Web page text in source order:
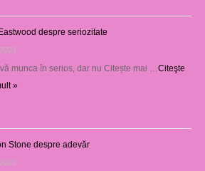
despre seriozitate
munca în serios, dar nu Citește mai …Citeşte
»
Stone despre adevăr